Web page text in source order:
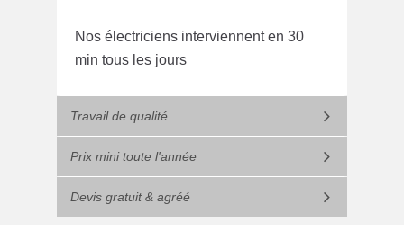
Nos électriciens interviennent en 30
min tous les jours
Travail de qualité
Prix mini toute l'année
Devis gratuit & agréé